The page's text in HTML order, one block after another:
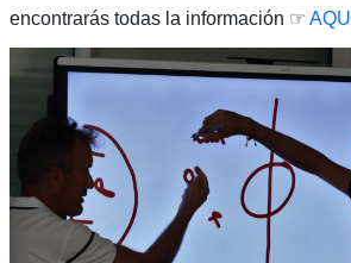
encontrarás todas la información ☞ AQUÍ